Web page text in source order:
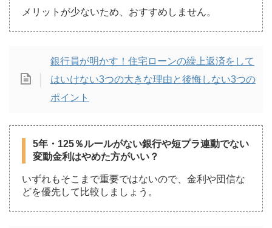
メリットが少ないため、おすすめしません。
銀行員が明かす！住宅ローンの繰上返済をして
はいけない3つの大きな理由と後悔しない3つの
ポイント
5年・125％ルールがない銀行や短プラ連動でない
変動金利はやめた方がいい？
いずれもそこまで重要ではないので、金利や団信な
どを優先して比較しましょう。